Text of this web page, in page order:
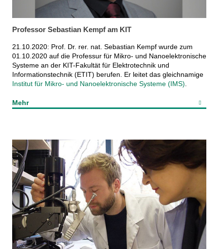
Professor Sebastian Kempf am KIT
21.10.2020: Prof. Dr. rer. nat. Sebastian Kempf wurde zum
01.10.2020 auf die Professur für Mikro- und Nanoelektronische
Systeme an der KIT-Fakultät für Elektrotechnik und
Informationstechnik (ETIT) berufen. Er leitet das gleichnamige
Institut für Mikro- und Nanoelektronische Systeme (IMS)
Mehr